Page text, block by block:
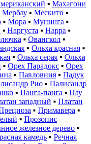
▪ Махагони
Мербау ▪ Мескито ▪
▪ Мора ▪ Мунинга ▪
▪ Наргуста ▪ Нарра ▪
▪ Овангкол ▪
▪ Ольха красная ▪
▪ Ольха серая ▪ Ольха
▪ Орех Парадокс ▪ Орех
▪ Павловния ▪ Падук
Рио ▪ Палисандр
▪ Панга-панга ▪ Пау
западный ▪ Платан
▪ Примавера ▪
▪ Прозопис
железное дерево ▪
камедь ▪ Речная